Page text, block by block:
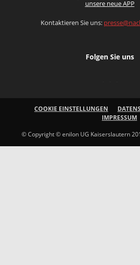
unsere neue APP
Kontaktieren Sie uns:
Folgen Sie uns
COOKIE EINSTELLUNGEN
IMPRESSUM
© Copyright © enilon UG Kaiserslautern